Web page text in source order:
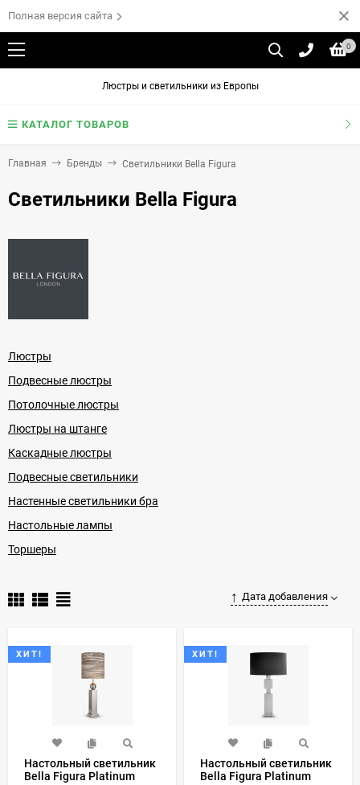
Полная версия сайта
0
Люстры и светильники из Европы
КАТАЛОГ ТОВАРОВ
Главная Бренды Светильники Bella Figura
Светильники Bella Figura
Люстры
Подвесные люстры
Потолочные люстры
Люстры на штанге
Каскадные люстры
Подвесные светильники
Настенные светильники бра
Настольные лампы
Торшеры
Дата добавления
ХИТ!
Настольный светильник
Bella Figura Platinum
ХИТ!
Настольный светильник
Bella Figura Platinum